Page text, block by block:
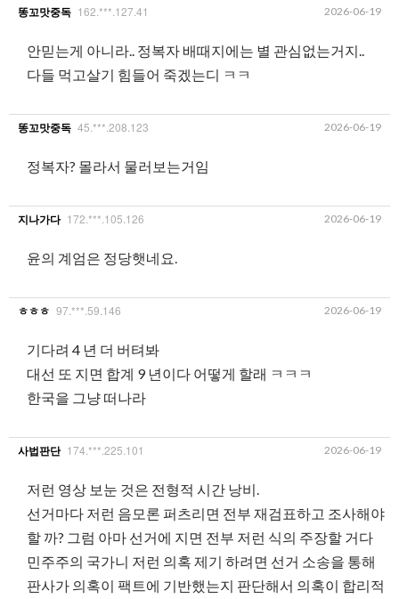
똥꼬맛중독 162.***.127.41 2026-06-19
안믿는게 아니라.. 정복자 배때지에는 별 관심없는거지..
다들 먹고살기 힘들어 죽겠는디 ㅋㅋ
똥꼬맛중독 45.***.208.123 2026-06-19
정복자? 몰라서 물러보는거임
지나가다 172.***.105.126 2026-06-19
윤의 계엄은 정당햇네요.
ㅎㅎㅎ 97.***.59.146 2026-06-19
기다려 4 년 더 버텨봐
대선 또 지면 합계 9 년이다 어떻게 할래 ㅋㅋㅋ
한국을 그냥 떠나라
사법판단 174.***.225.101 2026-06-19
저런 영상 보눈 것은 전형적 시간 낭비.
선거마다 저런 음모론 퍼츠리면 전부 재검표하고 조사해야
할 까? 그럼 아마 선거에 지면 전부 저런 식의 주장할 거다
민주주의 국가니 저런 의혹 제기 하려면 선거 소송을 통해
판사가 의혹이 팩트에 기반했는지 판단해서 의혹이 합리적